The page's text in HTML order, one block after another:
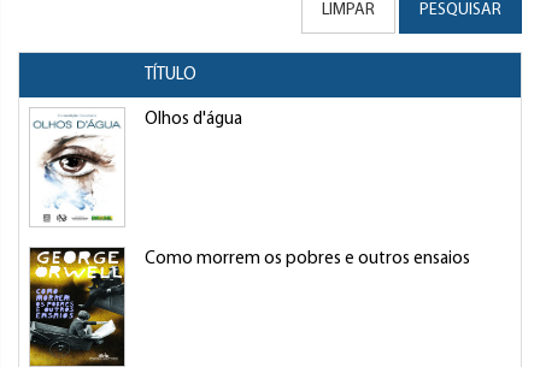
LIMPAR PESQUISAR
TÍTULO
Olhos d'água
Como morrem os pobres e outros ensaios